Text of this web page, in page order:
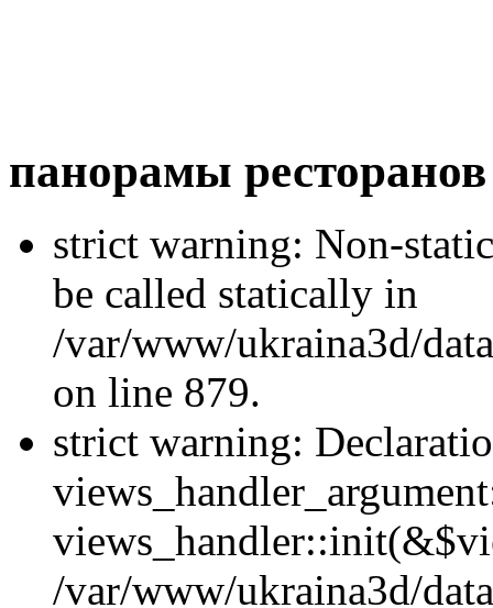
панорамы
strict warning: Non-
be called statically in
/var/www/ukraina3d/
on line 879.
strict warning:
/var/www/ukraina3d/